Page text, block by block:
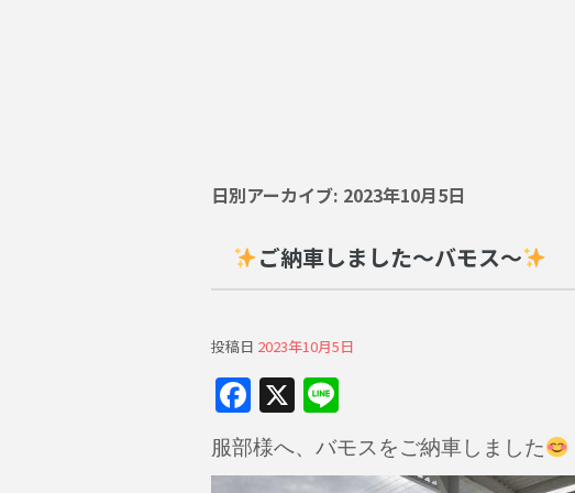
日別アーカイブ: 2023年10月5日
ご納車しました～バモス～
投稿日 2023年10月5日
F
a
c
X
n
e
服部様へ、バモスをご納車しました